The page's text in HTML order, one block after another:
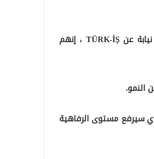
ومن جانبه قال الأمين العام للتعليم نظمي إرغات، الذي شارك في الاجتماع نيابة عن TÜRK-İŞ ، إنهم
النمو.
سيرفع مستوى الرفاهية